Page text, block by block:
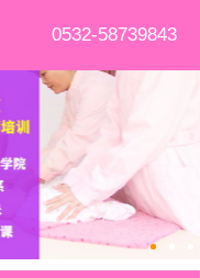
0532-58739843